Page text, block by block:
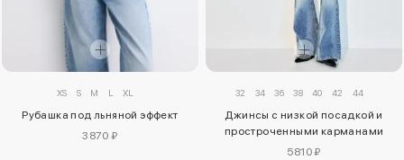
XS S M L XL
Рубашка под льняной эффект
3870 ₽
32 34 36 38 40 42 44
Джинсы с низкой посадкой и
простроченными карманами
5810 ₽